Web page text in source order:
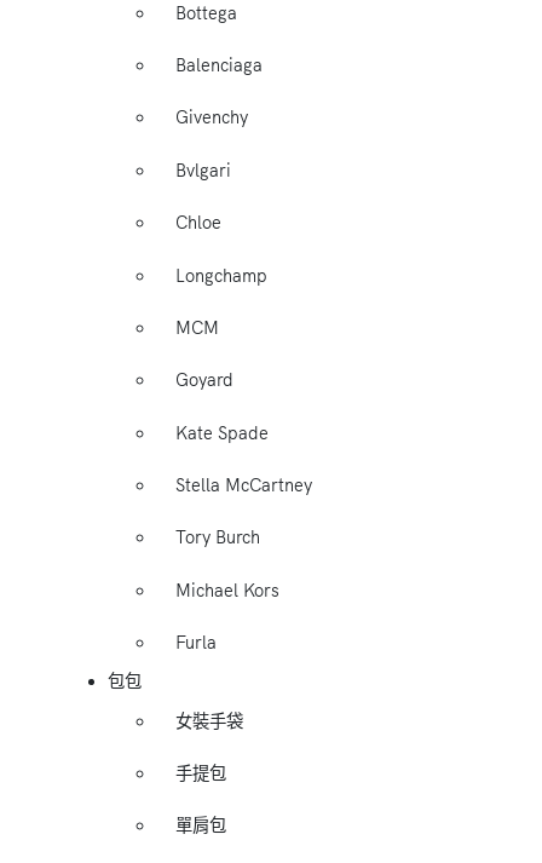
Bottega
Balenciaga
Givenchy
Bvlgari
Chloe
Longchamp
MCM
Goyard
Kate Spade
Stella McCartney
Tory Burch
Michael Kors
Furla
包包
女裝手袋
手提包
單肩包